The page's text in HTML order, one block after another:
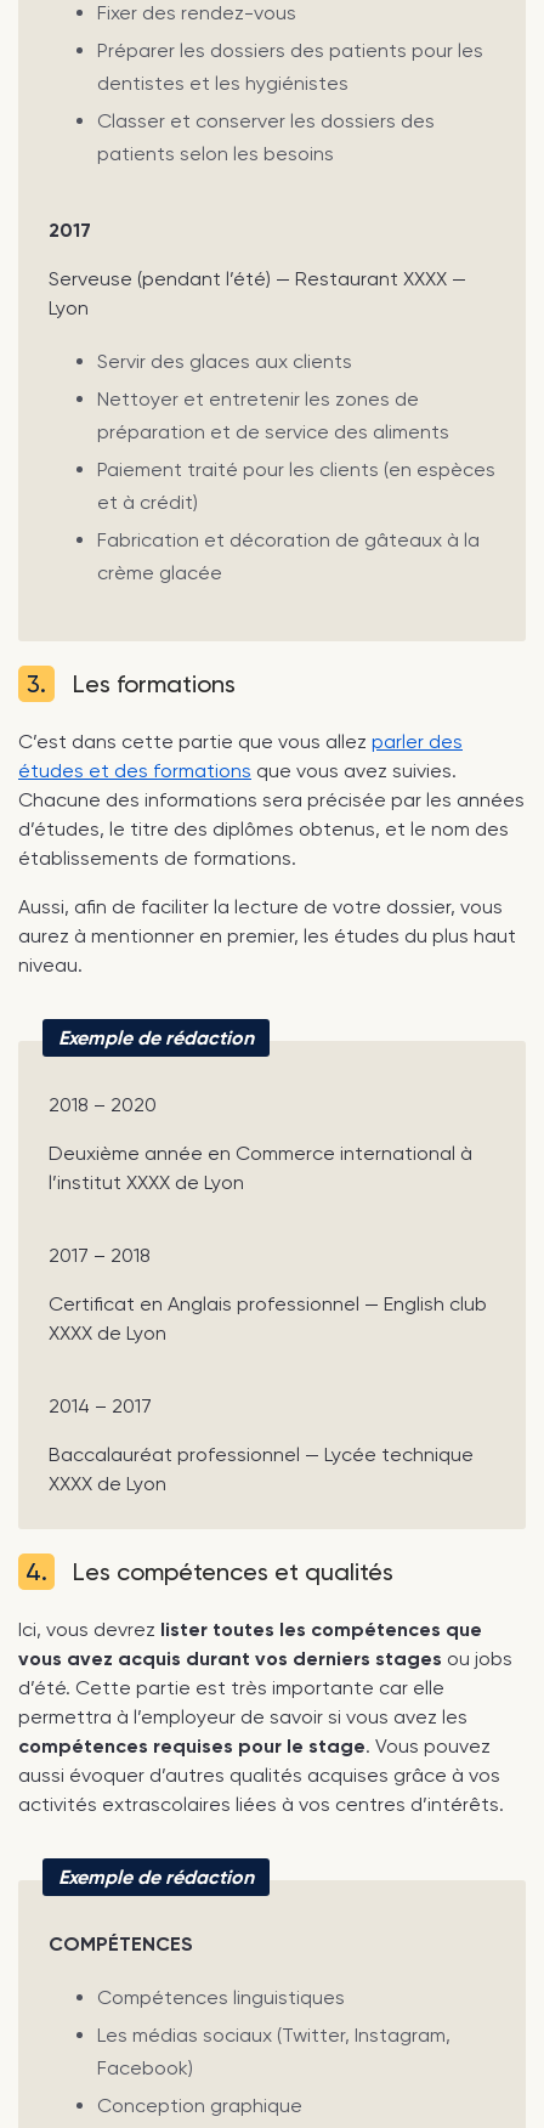
Fixer des rendez-vous
Préparer les dossiers des patients pour les
dentistes et les hygiénistes
Classer et conserver les dossiers des
patients selon les besoins
2017
Serveuse (pendant l’été) — Restaurant XXXX —
Lyon
Servir des glaces aux clients
Nettoyer et entretenir les zones de
préparation et de service des aliments
Paiement traité pour les clients (en espèces
et à crédit)
Fabrication et décoration de gâteaux à la
crème glacée
3. Les formations
C’est dans cette partie que vous allez parler des
études et des formations que vous avez suivies.
Chacune des informations sera précisée par les années
d’études, le titre des diplômes obtenus, et le nom des
établissements de formations.
Aussi, afin de faciliter la lecture de votre dossier, vous
aurez à mentionner en premier, les études du plus haut
niveau.
Exemple de rédaction
2018 – 2020
Deuxième année en Commerce international à
l’institut XXXX de Lyon
2017 – 2018
Certificat en Anglais professionnel — English club
XXXX de Lyon
2014 – 2017
Baccalauréat professionnel — Lycée technique
XXXX de Lyon
4. Les compétences et qualités
Ici, vous devrez lister toutes les compétences que
vous avez acquis durant vos derniers stages ou jobs
d’été. Cette partie est très importante car elle
permettra à l’employeur de savoir si vous avez les
compétences requises pour le stage. Vous pouvez
aussi évoquer d’autres qualités acquises grâce à vos
activités extrascolaires liées à vos centres d’intérêts.
Exemple de rédaction
COMPÉTENCES
Compétences linguistiques
Les médias sociaux (Twitter, Instagram,
Facebook)
Conception graphique